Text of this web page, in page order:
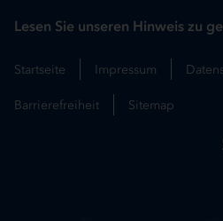
Lesen Sie unseren Hinweis zu
Startseite Impressum
Barrierefreiheit Sitemap